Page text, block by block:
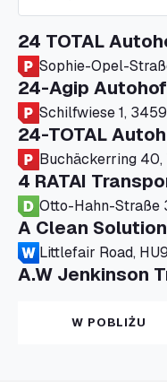
24 TOTAL
Sophie-Opel-
24-Agip
Schilfwiese 1,
24-TOTAL
Buchäckerring
4 RATAI
A Clean Solution
Littlefair Road,
A.W Jenkinson
Progress
A+G Nettetal -
Am Panneschopp
W POBLIŻU